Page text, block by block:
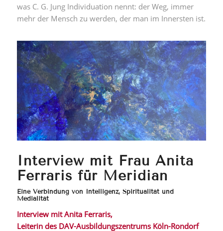
was C. G. Jung Individuation nennt: der Weg, immer
mehr der Mensch zu werden, der man im Innersten ist.
Interview mit Frau Anita
Ferraris für Meridian
Eine Verbindung von Intelligenz, Spiritualität und
Medialität
Interview mit Anita Ferraris,
Leiterin des DAV-Ausbildungszentrums Köln-Rondorf